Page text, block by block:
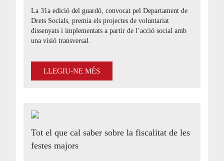
La 31a edició del guardó, convocat pel Departament de
Drets Socials, premia els projectes de voluntariat
dissenyats i implementats a partir de l’acció social amb
una visió transversal.
LLEGIU-NE MÉS
Tot el que cal saber sobre la fiscalitat de les
festes majors